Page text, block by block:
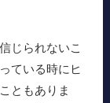
じられないこ
ている時にヒ
ともありま